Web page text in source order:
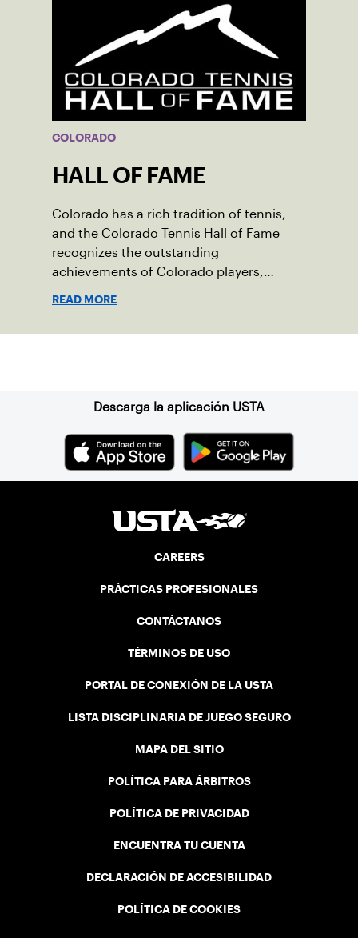
COLORADO
HALL OF FAME
Colorado has a rich tradition of tennis,
and the Colorado Tennis Hall of Fame
recognizes the outstanding
achievements of Colorado players,
READ MORE
Descarga la aplicación USTA
CAREERS
PRÁCTICAS PROFESIONALES
CONTÁCTANOS
TÉRMINOS DE USO
PORTAL DE CONEXIÓN DE LA USTA
LISTA DISCIPLINARIA DE JUEGO SEGURO
MAPA DEL SITIO
POLÍTICA PARA ÁRBITROS
POLÍTICA DE PRIVACIDAD
ENCUENTRA TU CUENTA
DECLARACIÓN DE ACCESIBILIDAD
POLÍTICA DE COOKIES